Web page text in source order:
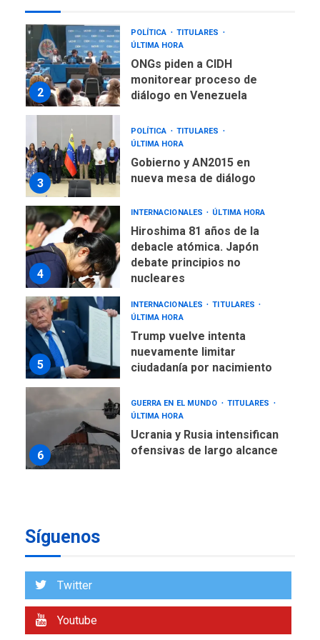
2
POLÍTICA
TITULARES
ÚLTIMA HORA
ONGs piden a CIDH
monitorear proceso de
diálogo en Venezuela
3
POLÍTICA
TITULARES
ÚLTIMA HORA
Gobierno y AN2015 en
nueva mesa de diálogo
4
INTERNACIONALES ÚLTIMA HORA
Hiroshima 81 años de la
debacle atómica. Japón
debate principios no
nucleares
5
INTERNACIONALES
TITULARES
ÚLTIMA HORA
Trump vuelve intenta
nuevamente limitar
ciudadanía por nacimiento
6
GUERRA EN EL MUNDO
TITULARES
ÚLTIMA HORA
Ucrania y Rusia intensifican
ofensivas de largo alcance
7
1
De la Espriella asumirá
Síguenos
Twitter
Youtube